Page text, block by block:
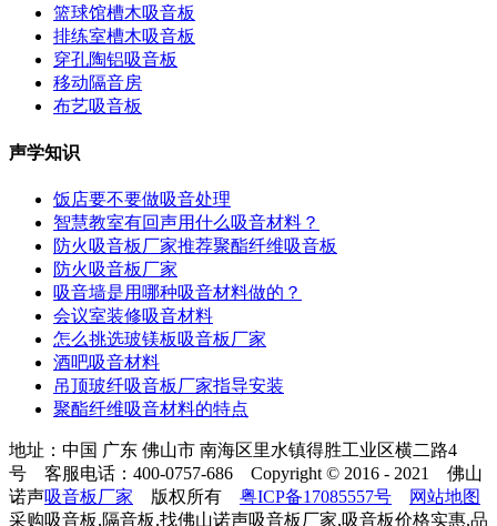
篮球馆槽木吸音板
排练室槽木吸音板
穿孔陶铝吸音板
移动隔音房
布艺吸音板
声学知识
饭店要不要做吸音处理
智慧教室有回声用什么吸音材料？
防火吸音板厂家推荐聚酯纤维吸音板
防火吸音板厂家
吸音墙是用哪种吸音材料做的？
会议室装修吸音材料
怎么挑选玻镁板吸音板厂家
酒吧吸音材料
吊顶玻纤吸音板厂家指导安装
聚酯纤维吸音材料的特点
地址：中国 广东 佛山市 南海区里水镇得胜工业区横二路4
号 客服电话：400-0757-686 Copyright © 2016 - 2021 佛山
诺声吸音板厂家 版权所有 粤ICP备17085557号
网站地图
采购吸音板,隔音板,找佛山诺声吸音板厂家,吸音板价格实惠,品